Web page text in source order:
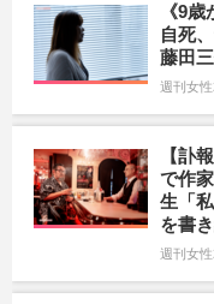
《9
自死
藤田
週刊女
【訃
で作
生「
を書
週刊女